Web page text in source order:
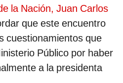
la Nación, Juan Carlos
que este encuentro
cuestionamientos que
Público por haber
a la presidenta